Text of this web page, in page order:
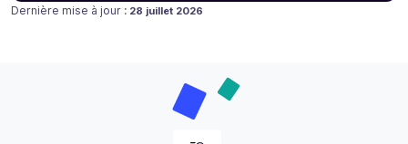
Dernière mise à jour : Publié le
12 décembre 2016
28 juillet 2026